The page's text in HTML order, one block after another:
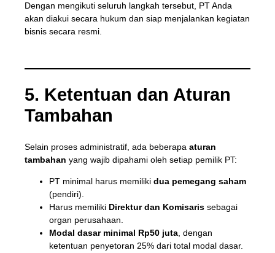
Dengan mengikuti seluruh langkah tersebut, PT Anda
akan diakui secara hukum dan siap menjalankan kegiatan
bisnis secara resmi.
5. Ketentuan dan Aturan
Tambahan
Selain proses administratif, ada beberapa aturan
tambahan yang wajib dipahami oleh setiap pemilik PT:
PT minimal harus memiliki dua pemegang saham
(pendiri).
Harus memiliki Direktur dan Komisarissebagai
organ perusahaan.
Modal dasar minimal Rp50 juta, dengan
ketentuan penyetoran 25% dari total modal dasar.